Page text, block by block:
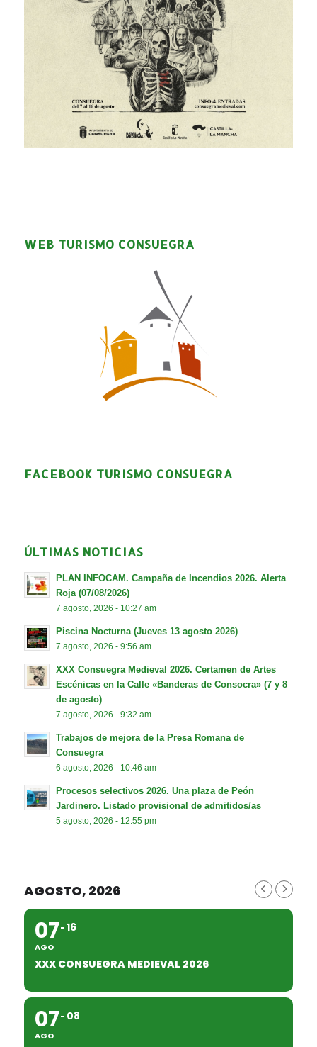
WEB TURISMO CONSUEGRA
FACEBOOK TURISMO CONSUEGRA
ÚLTIMAS NOTICIAS
PLAN INFOCAM. Campaña de Incendios 2026. Alerta
Roja (07/08/2026)
7 agosto, 2026 - 10:27 am
Piscina Nocturna (Jueves 13 agosto 2026)
7 agosto, 2026 - 9:56 am
XXX Consuegra Medieval 2026. Certamen de Artes
Escénicas en la Calle «Banderas de Consocra» (7 y 8
de agosto)
7 agosto, 2026 - 9:32 am
Trabajos de mejora de la Presa Romana de
Consuegra
6 agosto, 2026 - 10:46 am
Procesos selectivos 2026. Una plaza de Peón
Jardinero. Listado provisional de admitidos/as
5 agosto, 2026 - 12:55 pm
AGOSTO, 2026
07
AGO
16
XXX CONSUEGRA MEDIEVAL 2026
07
AGO
08